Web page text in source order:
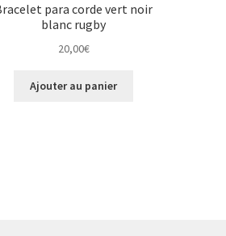
para corde vert noir
blanc rugby
20,00€
Ajouter au panier